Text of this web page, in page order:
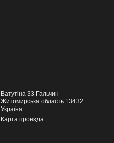
Ватутіна 33 Гальчин
Житомирська область 13432
Україна
Карта проезда